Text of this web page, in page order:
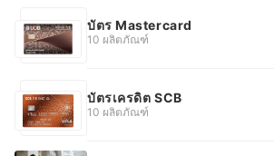
บัตร Mastercard
10 ผลิตภัณฑ์
บัตรเครดิต SCB
10 ผลิตภัณฑ์